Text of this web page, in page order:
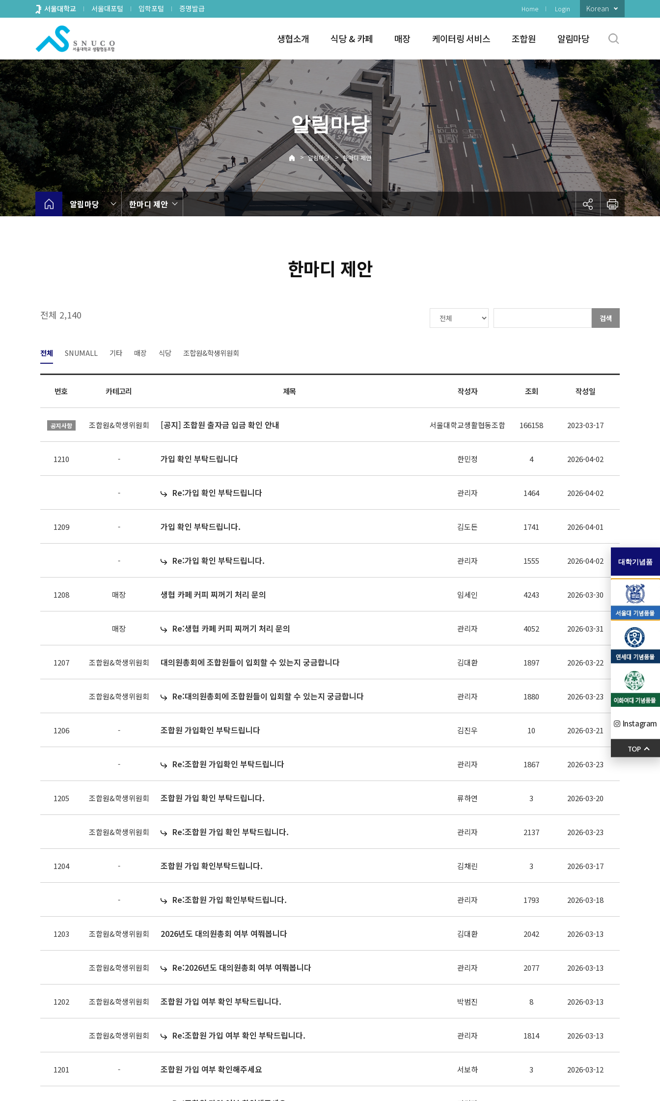
로
뉴
서울대학교 서울대포털 입학포털 증명발급 Home Login Korean
생협소개 식당 & 카페 매장 케이터링 서비스 조합원 알림마당
알림마당
> 알림마당 > 한마디 제안
알림마당 한마디 제안
한마디 제안
전체 2,140 검색
전체 SNUMALL 기타 매장 식당 조합원&학생위원회
번호 카테고리 제목 작성자 조회 작성일
공지사항 조합원&학생위원회 [공지] 조합원 출자금 입금 확인 안내 서울대학교생활협동조합 166158 2023-03-17
1210 - 가입 확인 부탁드립니다 한민정 4 2026-04-02
- Re:가입 확인 부탁드립니다 관리자 1464 2026-04-02
1209 - 가입 확인 부탁드립니다. 김도든 1741 2026-04-01
- Re:가입 확인 부탁드립니다. 관리자 1555 2026-04-02
1208 매장 생협 카페 커피 찌꺼기 처리 문의 임세인 4243 2026-03-30
매장 Re:생협 카페 커피 찌꺼기 처리 문의 관리자 4052 2026-03-31
1207 조합원&학생위원회 대의원총회에 조합원들이 입회할 수 있는지 궁금합니다 김대환 1897 2026-03-22
조합원&학생위원회 Re:대의원총회에 조합원들이 입회할 수 있는지 궁금합니다 관리자 1880 2026-03-23
1206 - 조합원 가입확인 부탁드립니다 김진우 10 2026-03-21
- Re:조합원 가입확인 부탁드립니다 관리자 1867 2026-03-23
1205 조합원&학생위원회 조합원 가입 확인 부탁드립니다. 류하연 3 2026-03-20
조합원&학생위원회 Re:조합원 가입 확인 부탁드립니다. 관리자 2137 2026-03-23
1204 - 조합원 가입 확인부탁드립니다. 김채린 3 2026-03-17
- Re:조합원 가입 확인부탁드립니다. 관리자 1793 2026-03-18
1203 조합원&학생위원회 2026년도 대의원총회 여부 여쭤봅니다 김대환 2042 2026-03-13
조합원&학생위원회 Re:2026년도 대의원총회 여부 여쭤봅니다 관리자 2077 2026-03-13
1202 조합원&학생위원회 조합원 가입 여부 확인 부탁드립니다. 박범진 8 2026-03-13
조합원&학생위원회 Re:조합원 가입 여부 확인 부탁드립니다. 관리자 1814 2026-03-13
1201 - 조합원 가입 여부 확인해주세요 서보하 3 2026-03-12
대학기념품
Instagram
TOP